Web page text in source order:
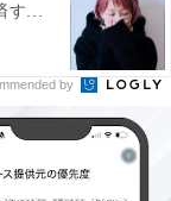
す...
by